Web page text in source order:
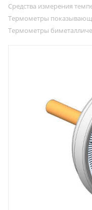
Средства измерения
Термометры
Термометры